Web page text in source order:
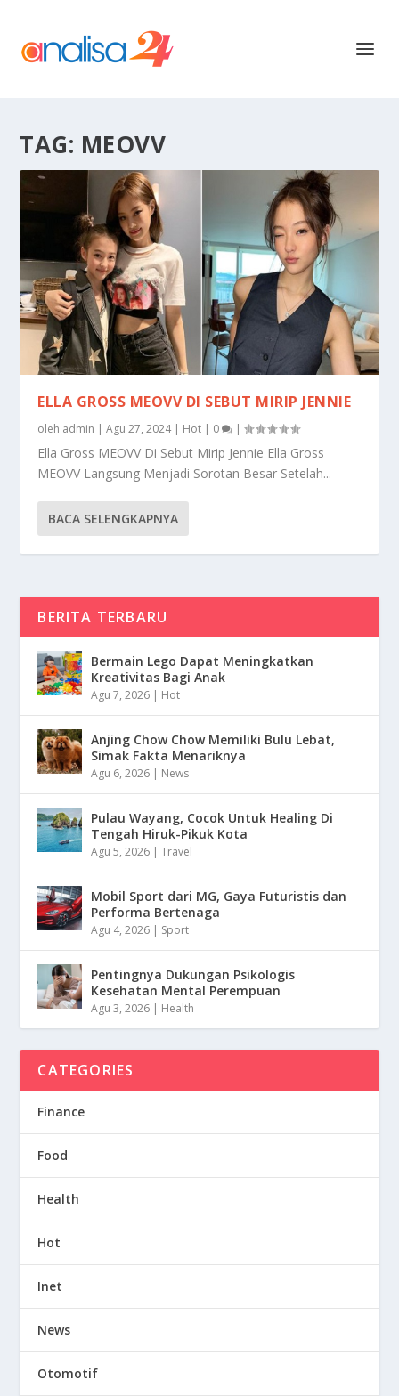
TAG: MEOVV
ELLA GROSS MEOVV DI SEBUT MIRIP JENNIE
oleh admin |Agu 27, 2024| Hot | 0 |
Ella Gross MEOVV Di Sebut Mirip Jennie Ella Gross
MEOVV Langsung Menjadi Sorotan Besar Setelah...
BACA SELENGKAPNYA
BERITA TERBARU
Bermain Lego Dapat Meningkatkan
Kreativitas Bagi Anak
Agu 7, 2026 | Hot
Anjing Chow Chow Memiliki Bulu Lebat,
Simak Fakta Menariknya
Agu 6, 2026 | News
Pulau Wayang, Cocok Untuk Healing Di
Tengah Hiruk-Pikuk Kota
Agu 5, 2026 |Travel
Mobil Sport dari MG, Gaya Futuristis dan
Performa Bertenaga
Agu 4, 2026 | Sport
Pentingnya Dukungan Psikologis
Kesehatan Mental Perempuan
Agu 3, 2026 | Health
CATEGORIES
Finance
Food
Health
Hot
Inet
News
Otomotif